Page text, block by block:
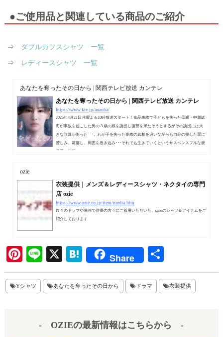
●ご使用品と関連している商品のご紹介
⇒ ダブルカフスシャツ 一覧
⇒ レディースシャツ 一覧
あなたを奪ったその日から | 関西テレビ放送 カンテレ
あなたを奪ったその日から | 関西テレビ放送 カンテレ
https://www.ktv.jp/anauba/
2025年4月21日月曜よる10時放送スタート！食品事故で子どもを失った母親・中越紘
海が事故を起こした男の３歳の娘を誘拐し復讐を果たそうとするがその誘拐には大
きな誤算があった･･･。わが子を失った事故の真相を追いながらも自分の犯した罪に
苦しみ、葛藤し、周囲を巻き込み･･･それでも生きていくというサスペンスフルな親
子愛の物語。
ozie
衣装提供｜メンズ＆レディースシャツ・ネクタイの専門
店 ozie
https://www.ozie.co.jp/item/media.htm
数々のドラマや映画で俳優の方々にご着用いただいた、ozieのシャツ＆アイテムをご
紹介しております
Pi
nt
er
Li
ne
X
H
at
en
Share
有
Yシャツ あなたを奪ったその日から ドラマ 衣装提供
- OZIEの最新情報はこちらから -